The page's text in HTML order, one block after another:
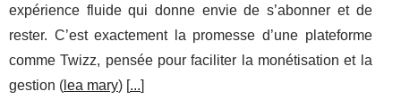
expérience fluide qui donne envie de s’abonner et de
rester. C’est exactement la promesse d’une plateforme
comme Twizz, pensée pour faciliter la monétisation et la
gestion ( lea mary) [...]